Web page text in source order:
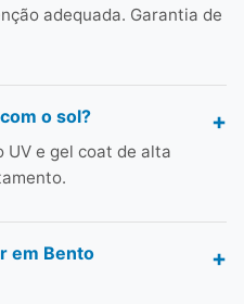
adequada. Garantia de
o sol?
UV e gel coat de alta
em Bento